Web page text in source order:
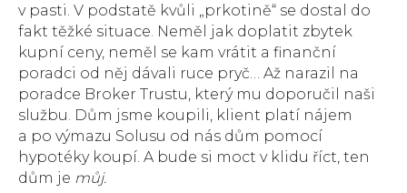
v pasti. V podstatě kvůli „prkotině“ se dostal do
fakt těžké situace. Neměl jak doplatit zbytek
kupní ceny, neměl se kam vrátit a finanční
poradci od něj dávali ruce pryč… Až narazil na
poradce Broker Trustu, který mu doporučil naši
službu. Dům jsme koupili, klient platí nájem
a po výmazu Solusu od nás dům pomocí
hypotéky koupí. A bude si moct v klidu říct, ten
dům je můj.